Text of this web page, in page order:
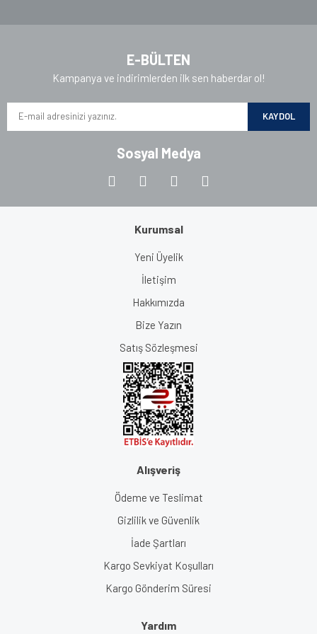
E-BÜLTEN
Kampanya ve indirimlerden ilk sen haberdar ol!
KAYDOL
Sosyal Medya
Kurumsal
Yeni Üyelik
İletişim
Hakkımızda
Bize Yazın
Satış Sözleşmesi
Alışveriş
Ödeme ve Teslimat
Gizlilik ve Güvenlik
İade Şartları
Kargo Sevkiyat Koşulları
Kargo Gönderim Süresi
Yardım